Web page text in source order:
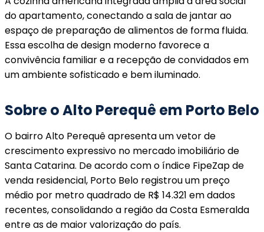
do apartamento, conectando a sala de jantar ao
espaço de preparação de alimentos de forma fluida.
Essa escolha de design moderno favorece a
convivência familiar e a recepção de convidados em
um ambiente sofisticado e bem iluminado.
Sobre o Alto Perequê em Porto Belo
O bairro Alto Perequê apresenta um vetor de
crescimento expressivo no mercado imobiliário de
Santa Catarina. De acordo com o índice FipeZap de
venda residencial, Porto Belo registrou um preço
médio por metro quadrado de R$ 14.321 em dados
recentes, consolidando a região da Costa Esmeralda
entre as de maior valorização do país.